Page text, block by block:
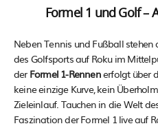
Formel 1 und Golf –
Neben Tennis und Fußball stehen
des Golfsports auf Roku im
derFormel 1-Rennenerfolgt über
keine einzige Kurve, kein
Zieleinlauf. Tauchen in die Welt
Faszination der Formel 1 live auf